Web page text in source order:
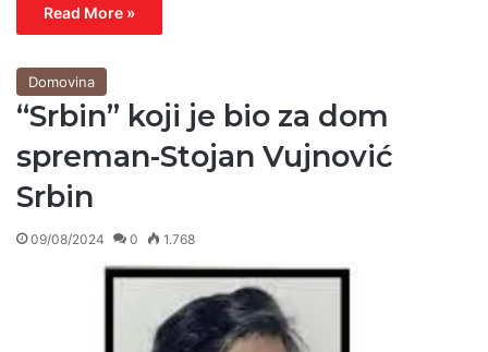
Read More »
Domovina
“Srbin” koji je bio za dom
spreman-Stojan Vujnović
Srbin
09/08/2024 0 1.768